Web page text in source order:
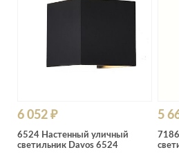
6 052 ₽
6524 Настенный уличный
светильник Davos 6524
5